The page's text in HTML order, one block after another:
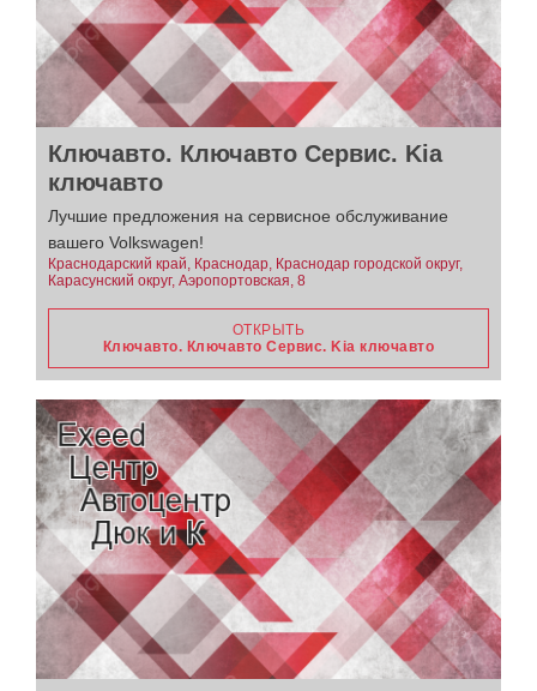
Ключавто. Ключавто Сервис. Kia
ключавто
Лучшие предложения на сервисное обслуживание
вашего Volkswagen!
Краснодарский край, Краснодар, Краснодар городской округ,
Карасунский округ, Аэропортовская, 8
ОТКРЫТЬ
Ключавто. Ключавто Сервис. Kia ключавто